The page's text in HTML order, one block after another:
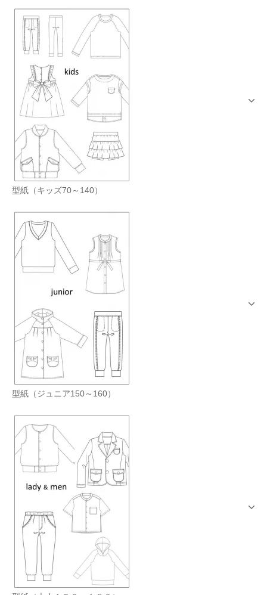
型紙（キッズ70～140）
型紙（ジュニア150～160）